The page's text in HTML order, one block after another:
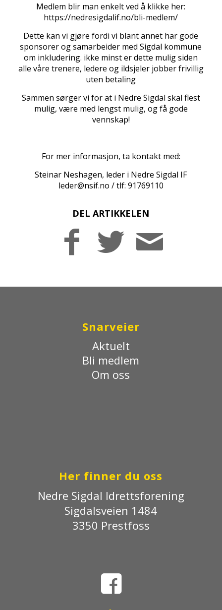
Medlem blir man enkelt ved å klikke her:
https://nedresigdalif.no/bli-medlem/
Dette kan vi gjøre fordi vi blant annet har gode
sponsorer og samarbeider med Sigdal kommune
om inkludering. ikke minst er dette mulig siden
alle våre trenere, ledere og ildsjeler jobber frivillig
uten betaling
Sammen sørger vi for at i Nedre Sigdal skal flest
mulig, være med lengst mulig, og få gode
vennskap!
For mer informasjon, ta kontakt med:
Steinar Neshagen, leder i Nedre Sigdal IF
leder@nsif.no / tlf: 91769110
DEL ARTIKKELEN
Snarveier
Aktuelt
Bli medlem
Om oss
Her finner du oss
Nedre Sigdal Idrettsforening
Sigdalsveien 1484
3350 Prestfoss
